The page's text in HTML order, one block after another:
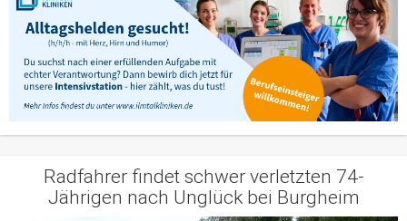
Radfahrer findet schwer verletzten 74-
Jährigen nach Unglück bei Burgheim